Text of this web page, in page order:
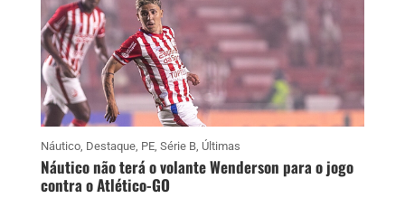
Náutico, Destaque, PE, Série B, Últimas
Náutico não terá o volante Wenderson para o jogo
contra o Atlético-GO